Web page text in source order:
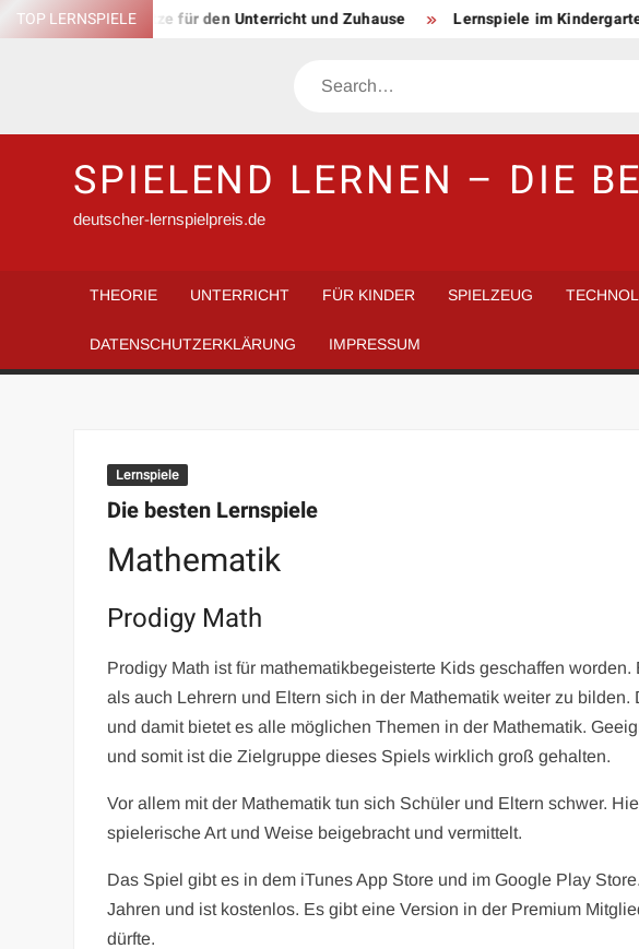
Skip
to
TOP LERNSPIELE
Ansätze für den Unterricht und Zuhause Lernspiele im Kindergarten: Die
Search
SPIELEND LERNEN – DIE
deutscher-lernspielpreis.de
THEORIE UNTERRICHT FÜR KINDER SPIELZEUG
DATENSCHUTZERKLÄRUNG IMPRESSUM
Lernspiele
Die besten Lernspiele
Mathematik
Prodigy Math
Prodigy Math ist für mathematikbegeisterte Kids geschaffen
als auch Lehrern und Eltern sich in der Mathematik weiter zu
und damit bietet es alle möglichen Themen in der Mathematik.
und somit ist die Zielgruppe dieses Spiels wirklich groß gehalten.
Vor allem mit der Mathematik tun sich Schüler und Eltern schwer.
spielerische Art und Weise beigebracht und vermittelt.
Das Spiel gibt es in dem iTunes App Store und im Google Play
Jahren und ist kostenlos. Es gibt eine Version in der Premium
dürfte.